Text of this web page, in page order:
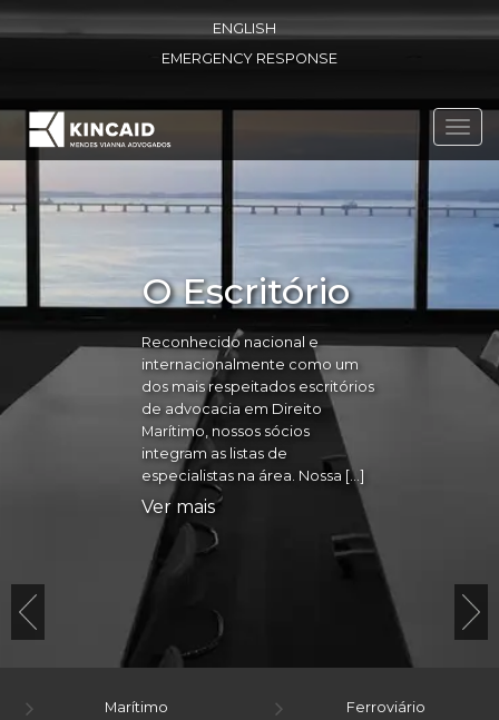
ENGLISH
EMERGENCY RESPONSE
O Escritório
Reconhecido nacional e
internacionalmente como um
dos mais respeitados escritórios
de advocacia em Direito
Marítimo, nossos sócios
integram as listas de
especialistas na área. Nossa […]
Ver mais
Marítimo Ferroviário